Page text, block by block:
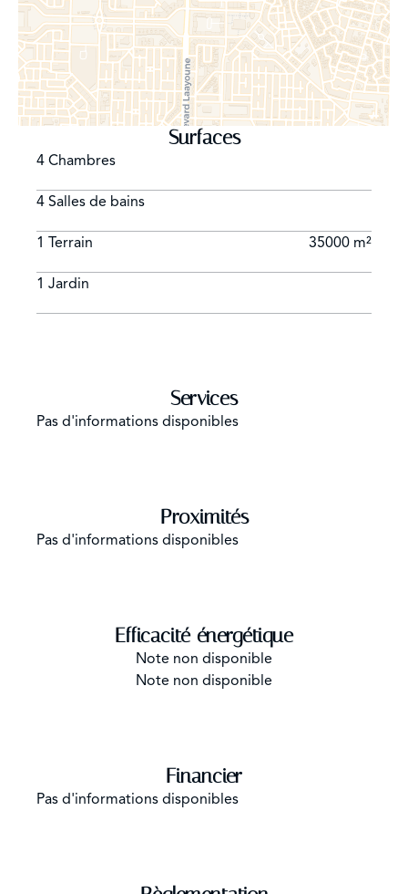
Surfaces
4 Chambres
4 Salles de bains
1 Terrain 35000 m²
1 Jardin
Services
Pas d'informations disponibles
Proximités
Pas d'informations disponibles
Efficacité énergétique
Note non disponible
Note non disponible
Financier
Pas d'informations disponibles